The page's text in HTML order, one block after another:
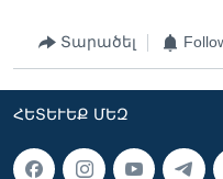
Տարածել
ՀԵՏԵՒԵՔ ՄԵԶ